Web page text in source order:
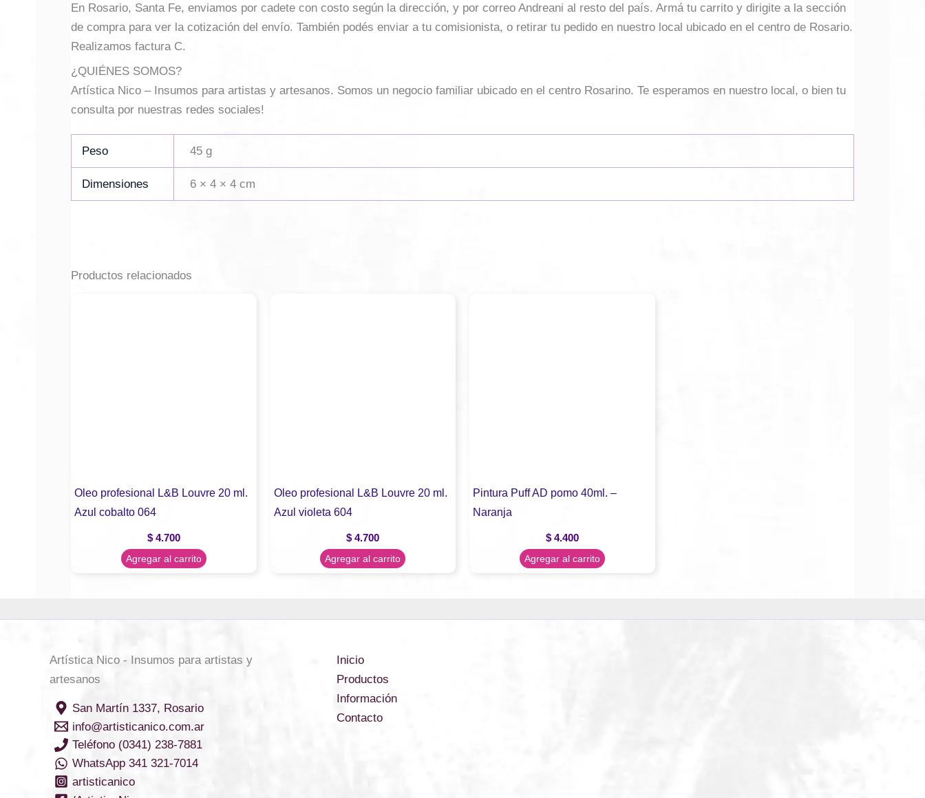
En Rosario, Santa Fe, enviamos por cadete con costo según la dirección, y por correo Andreani al resto del país. Armá tu carrito y dirigite a la sección
de compra para ver la cotización del envío. También podés enviar a tu comisionista, o retirar tu pedido en nuestro local ubicado en el centro de Rosario.
Realizamos factura C.
¿QUIÉNES SOMOS?
Artística Nico – Insumos para artistas y artesanos. Somos un negocio familiar ubicado en el centro Rosarino. Te esperamos en nuestro local, o bien tu
consulta por nuestras redes sociales!
Peso 45 g
Dimensiones 6 × 4 × 4 cm
Productos relacionados
Oleo profesional L&B Louvre 20 ml.
Azul cobalto 064
$4.700
Agregar al carrito
Oleo profesional L&B Louvre 20 ml.
Azul violeta 604
$ 4.700
Agregar al carrito
Pintura Puff AD pomo 40ml. –
Naranja
$4.400
Agregar al carrito
Artística Nico - Insumos para artistas y
artesanos
San Martín 1337, Rosario
info@artisticanico.com.ar
Teléfono (0341) 238-7881
WhatsApp 341 321-7014
artisticanico
Inicio
Productos
Información
Contacto